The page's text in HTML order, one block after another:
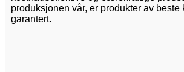
produksjonen vår, er produkter av beste
garantert.